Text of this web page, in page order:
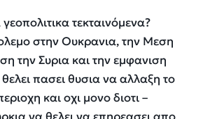
τεκταινόμενα?
στην Ουκρανια, την Μεση
την Συρια και την εμφανιση
πασει θυσια να αλλαξη το
και οχι μονο διοτι –